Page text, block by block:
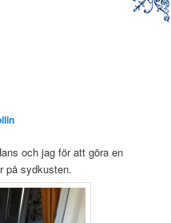
och jag för att göra en
på sydkusten.